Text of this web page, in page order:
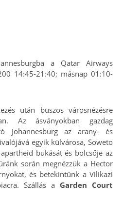
a Qatar Airways
14:45-21:40; másnap 01:10-
után buszos városnézésre
Az ásványokban gazdag
Johannesburg az arany- és
egyik külvárosa, Soweto
bukását és bölcsője az
során megnézzük a Hector
és betekintünk a Vilikazi
Szállás a Garden Court